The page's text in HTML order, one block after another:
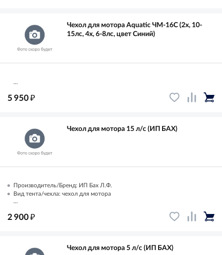
Чехол для мотора Aquatic ЧМ-16С (2х, 10-
15лс, 4х, 6-8лс, цвет Синий)
...
5 950₽
Чехол для мотора 15 л/с (ИП БАХ)
Производитель/Бренд: ИП Бах Л.Ф.
Вид тента/чехла: чехол для мотора
...
2 900₽
Чехол для мотора 5 л/с (ИП БАХ)